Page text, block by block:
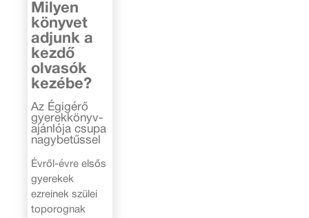
Milyen
könyvet
adjunk a
kezdő
olvasók
kezébe?
Az Égigérő
gyerekkönyv-
ajánlója csupa
nagybetűssel
Évről-évre elsős
gyerekek
ezreinek szülei
toporognak